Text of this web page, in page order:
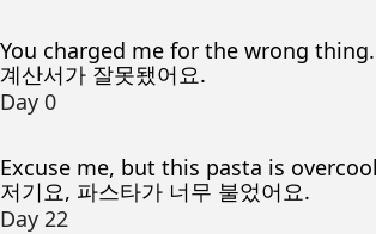
You charged me for the wrong thing.
계산서가 잘못됐어요.
Day 0
Excuse me, but this pasta is
저기요, 파스타가 너무 불었어요.
Day 22